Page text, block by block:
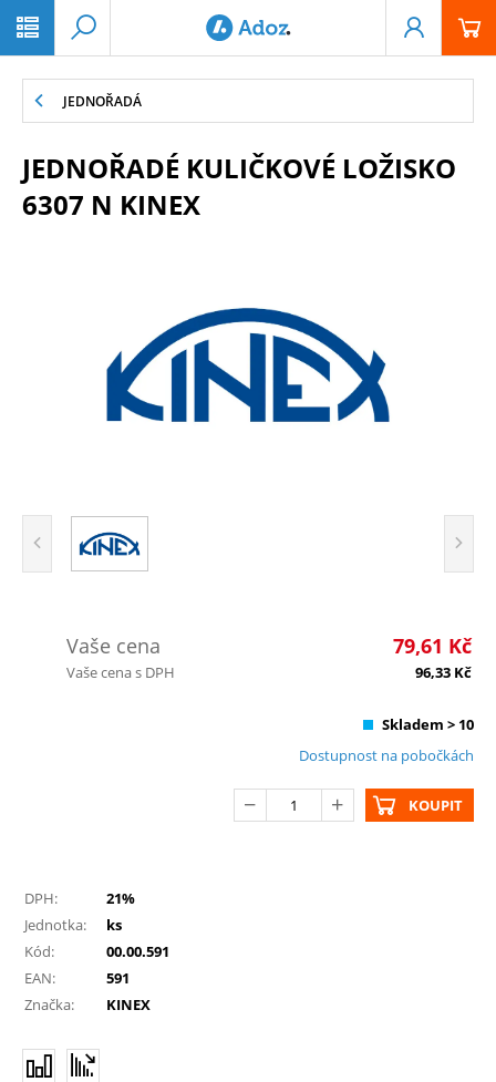
JEDNOŘADÁ
JEDNOŘADÉ KULIČKOVÉ LOŽISKO
6307 N KINEX
Vaše cena 79,61 Kč
Vaše cena s DPH 96,33 Kč
Skladem > 10
Dostupnost na pobočkách
KOUPIT
DPH:
21%
Jednotka:
ks
Kód:
00.00.591
EAN:
591
Značka:
KINEX